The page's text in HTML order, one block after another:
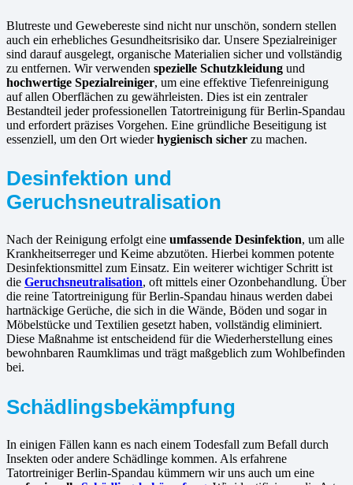
Blutreste und Gewebereste sind nicht nur unschön, sondern stellen
auch ein erhebliches Gesundheitsrisiko dar. Unsere Spezialreiniger
sind darauf ausgelegt, organische Materialien sicher und vollständig
zu entfernen. Wir verwenden spezielle Schutzkleidung und
hochwertige Spezialreiniger, um eine effektive Tiefenreinigung
auf allen Oberflächen zu gewährleisten. Dies ist ein zentraler
Bestandteil jeder professionellen Tatortreinigung für Berlin-Spandau
und erfordert präzises Vorgehen. Eine gründliche Beseitigung ist
essenziell, um den Ort wiederhygienisch sicher zu machen.
Desinfektion und
Geruchsneutralisation
Nach der Reinigung erfolgt eine umfassende Desinfektion, um alle
Krankheitserreger und Keime abzutöten. Hierbei kommen potente
Desinfektionsmittel zum Einsatz. Ein weiterer wichtiger Schritt ist
die Geruchsneutralisation, oft mittels einer Ozonbehandlung. Über
die reine Tatortreinigung für Berlin-Spandau hinaus werden dabei
hartnäckige Gerüche, die sich in die Wände, Böden und sogar in
Möbelstücke und Textilien gesetzt haben, vollständig eliminiert.
Diese Maßnahme ist entscheidend für die Wiederherstellung eines
bewohnbaren Raumklimas und trägt maßgeblich zum Wohlbefinden
bei.
Schädlingsbekämpfung
In einigen Fällen kann es nach einem Todesfall zum Befall durch
Insekten oder andere Schädlinge kommen. Als erfahrene
Tatortreiniger Berlin-Spandau kümmern wir uns auch um eine